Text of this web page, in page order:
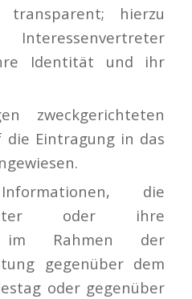
transparent; hierzu
Identität und ihr
zweckgerichteten
Eintragung in das
die
oder ihre
im Rahmen der
gegenüber dem
oder gegenüber